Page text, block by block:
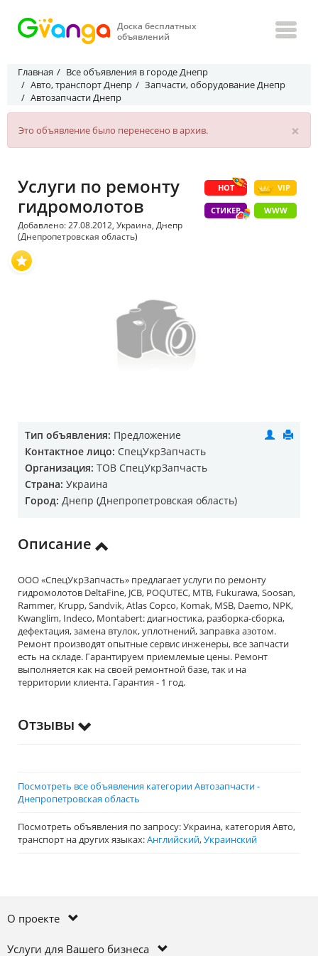
Доска бесплатных
объявлений
Главная
Все объявления в городе Днепр
Авто, транспорт Днепр
Запчасти, оборудование Днепр
Автозапчасти Днепр
×
Это объявление было перенесено в архив.
HOT VIP
СТИКЕР WWW
Услуги по ремонту
гидромолотов
Добавлено: 27.08.2012, Украина, Днепр
(Днепропетровская область)
Тип объявления: Предложение
Контактное лицо: СпецУкрЗапчасть
Организация: ТОВ СпецУкрЗапчасть
Страна: Украина
Город: Днепр (Днепропетровская область)
Описание
ООО «СпецУкрЗапчасть» предлагает услуги по ремонту
гидромолотов DeltaFine, JCB, POQUTEC, MTB, Fukurawa, Soosan,
Rammer, Krupp, Sandvik, Atlas Copco, Komak, MSB, Daemo, NPK,
Kwanglim, Indeco, Montabert: диагностика, разборка-сборка,
дефектация, замена втулок, уплотнений, заправка азотом.
Ремонт производят опытные сервис инженеры, все запчасти
есть на складе. Гарантируем приемлемые цены. Ремонт
выполняется как на своей ремонтной базе, так и на
территории клиента. Гарантия - 1 год.
Отзывы
Посмотреть все объявления категории Автозапчасти -
Днепропетровская область
Посмотреть объявления по запросу: Украина, категория Авто,
транспорт на других языках:Английский,Украинский
О проекте
Услуги для Вашего бизнеса